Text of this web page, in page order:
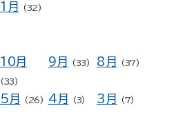
1月 (32)
10月
(33)
9月 (33) 8月 (37)
5月 (26) 4月 (3) 3月 (7)